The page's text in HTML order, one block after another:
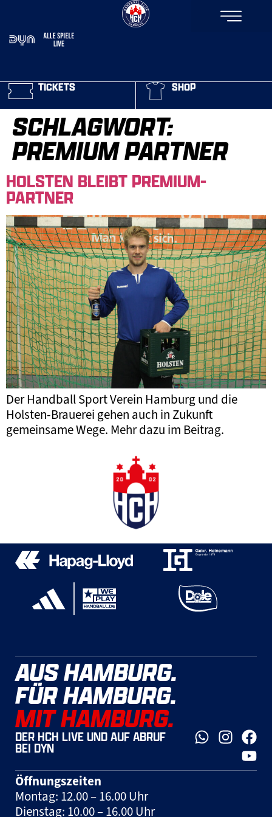
TICKETS SHOP
SCHLAGWORT:
PREMIUM PARTNER
HOLSTEN BLEIBT PREMIUM-
PARTNER
Der Handball Sport Verein Hamburg und die
Holsten-Brauerei gehen auch in Zukunft
gemeinsame Wege. Mehr dazu im Beitrag.
AUS HAMBURG.
FÜR HAMBURG.
MIT HAMBURG.
DER HCH LIVE UND AUF ABRUF
BEI DYN
Öffnungszeiten
Montag: 12.00 – 16.00 Uhr
Dienstag: 10.00 – 16.00 Uhr